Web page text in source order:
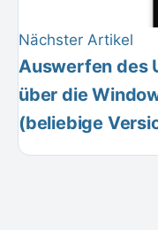
Nächster Artikel
Auswerfen des
über die
(beliebige